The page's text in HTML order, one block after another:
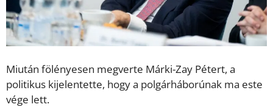
Miután fölényesen megverte Márki-Zay Pétert, a
politikus kijelentette, hogy a polgárháborúnak ma este
vége lett.